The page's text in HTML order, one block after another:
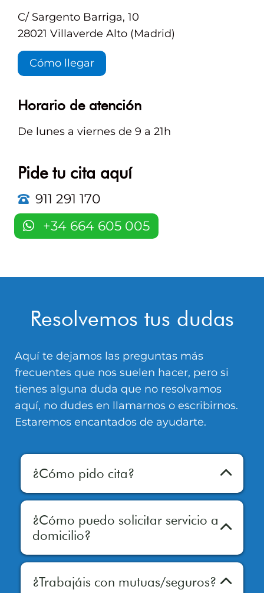
C/ Sargento Barriga, 10
28021 Villaverde Alto (Madrid)
Cómo llegar
Horario de atención
De lunes a viernes de 9 a 21h
Pide tu cita aquí
911 291 170
+34 664 605 005
Resolvemos tus dudas
Aquí te dejamos las preguntas más
frecuentes que nos suelen hacer, pero si
tienes alguna duda que no resolvamos
aquí, no dudes en llamarnos o escribirnos.
Estaremos encantados de ayudarte.
¿Cómo pido cita?
Puedes llamarnos por teléfono al 911
291 170 o bien escribirnos por
WhatsApp al +34 664 605 005 para
solicitar tu cita.
¿Cómo puedo solicitar servicio a
domicilio?
Contacta con nosotros por teléfono o
WhatsApp, cuéntanos qué es lo que
necesitas y te asesoraremos e
¿Trabajáis con mutuas/seguros?